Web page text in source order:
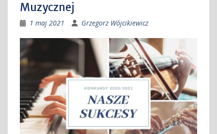
Muzycznej
1 maj 2021 Grzegorz Wójcikiewicz